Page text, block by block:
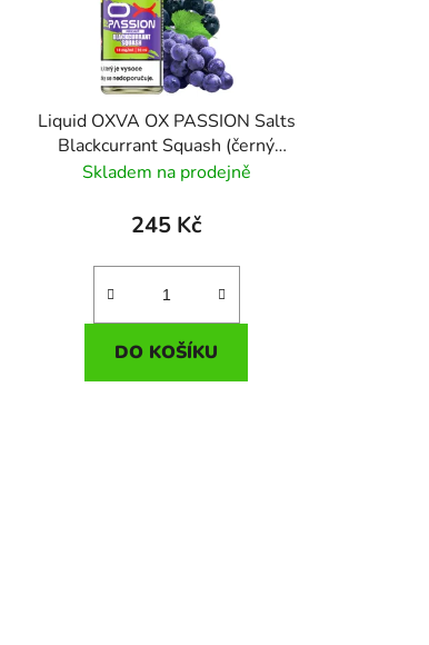
k
t
Liquid OXVA OX PASSION Salts
Blackcurrant Squash (černý
rybíz s hroznovým vínem) 10ml
Skladem na prodejně
245 Kč
DO KOŠÍKU